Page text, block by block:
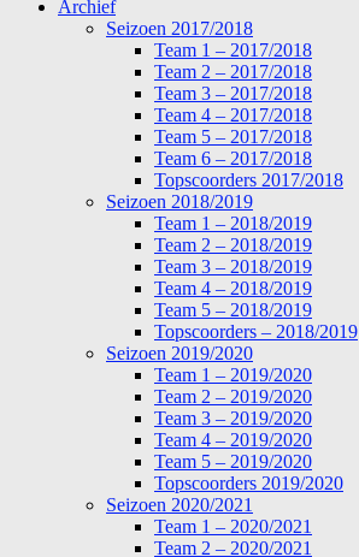
Archief
Seizoen 2017/2018
Team 1 – 2017/2018
Team 2 – 2017/2018
Team 3 – 2017/2018
Team 4 – 2017/2018
Team 5 – 2017/2018
Team 6 – 2017/2018
Topscoorders 2017/2018
Seizoen 2018/2019
Team 1 – 2018/2019
Team 2 – 2018/2019
Team 3 – 2018/2019
Team 4 – 2018/2019
Team 5 – 2018/2019
Topscoorders – 2018/2019
Seizoen 2019/2020
Team 1 – 2019/2020
Team 2 – 2019/2020
Team 3 – 2019/2020
Team 4 – 2019/2020
Team 5 – 2019/2020
Topscoorders 2019/2020
Seizoen 2020/2021
Team 1 – 2020/2021
Team 2 – 2020/2021